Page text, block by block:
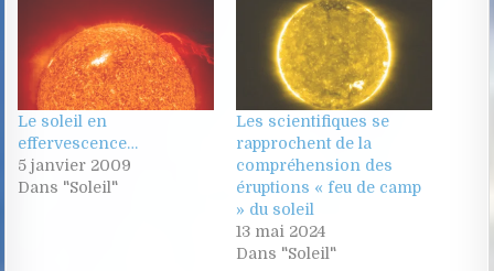
Le soleil en
effervescence…
5 janvier 2009
Dans "Soleil"
Les scientifiques se
rapprochent de la
compréhension des
éruptions « feu de camp
» du soleil
13 mai 2024
Dans "Soleil"